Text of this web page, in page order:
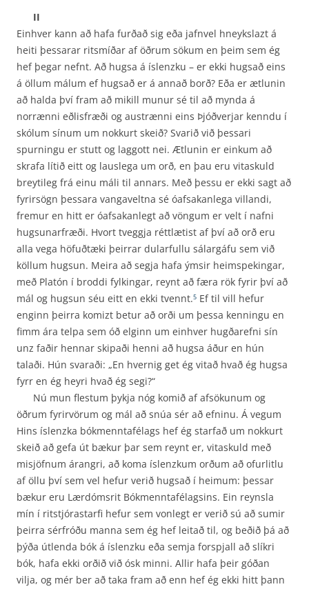
II
Einhver kann að hafa furðað sig eða jafnvel hneykslazt á
heiti þessarar ritsmíðar af öðrum sökum en þeim sem ég
hef þegar nefnt. Að hugsa á íslenzku – er ekki hugsað eins
á öllum málum ef hugsað er á annað borð? Eða er ætlunin
að halda því fram að mikill munur sé til að mynda á
norrænni eðlisfræði og austrænni eins Þjóðverjar kenndu í
skólum sínum um nokkurt skeið? Svarið við þessari
spurningu er stutt og laggott nei. Ætlunin er einkum að
skrafa lítið eitt og lauslega um orð, en þau eru vitaskuld
breytileg frá einu máli til annars. Með þessu er ekki sagt að
fyrirsögn þessara vangaveltna sé óafsakanlega villandi,
fremur en hitt er óafsakanlegt að vöngum er velt í nafni
hugsunarfræði. Hvort tveggja réttlætist af því að orð eru
alla vega höfuðtæki þeirrar dularfullu sálargáfu sem við
köllum hugsun. Meira að segja hafa ýmsir heimspekingar,
með Platón í broddi fylkingar, reynt að færa rök fyrir því að
mál og hugsun séu eitt en ekki tvennt.5 Ef til vill hefur
enginn þeirra komizt betur að orði um þessa kenningu en
fimm ára telpa sem óð elginn um einhver hugðarefni sín
unz faðir hennar skipaði henni að hugsa áður en hún
talaði. Hún svaraði: „En hvernig get ég vitað hvað ég hugsa
fyrr en ég heyri hvað ég segi?“
Nú mun flestum þykja nóg komið af afsökunum og
öðrum fyrirvörum og mál að snúa sér að efninu. Á vegum
Hins íslenzka bókmenntafélags hef ég starfað um nokkurt
skeið að gefa út bækur þar sem reynt er, vitaskuld með
misjöfnum árangri, að koma íslenzkum orðum að ofurlitlu
af öllu því sem vel hefur verið hugsað í heimum: þessar
bækur eru Lærdómsrit Bókmennta­félagsins. Ein reynsla
mín í ritstjórastarfi hefur sem vonlegt er verið sú að sumir
þeirra sérfróðu manna sem ég hef leitað til, og beðið þá að
þýða útlenda bók á íslenzku eða semja forspjall að slíkri
bók, hafa ekki orðið við ósk minni. Allir hafa þeir góðan
vilja, og mér ber að taka fram að enn hef ég ekki hitt þann